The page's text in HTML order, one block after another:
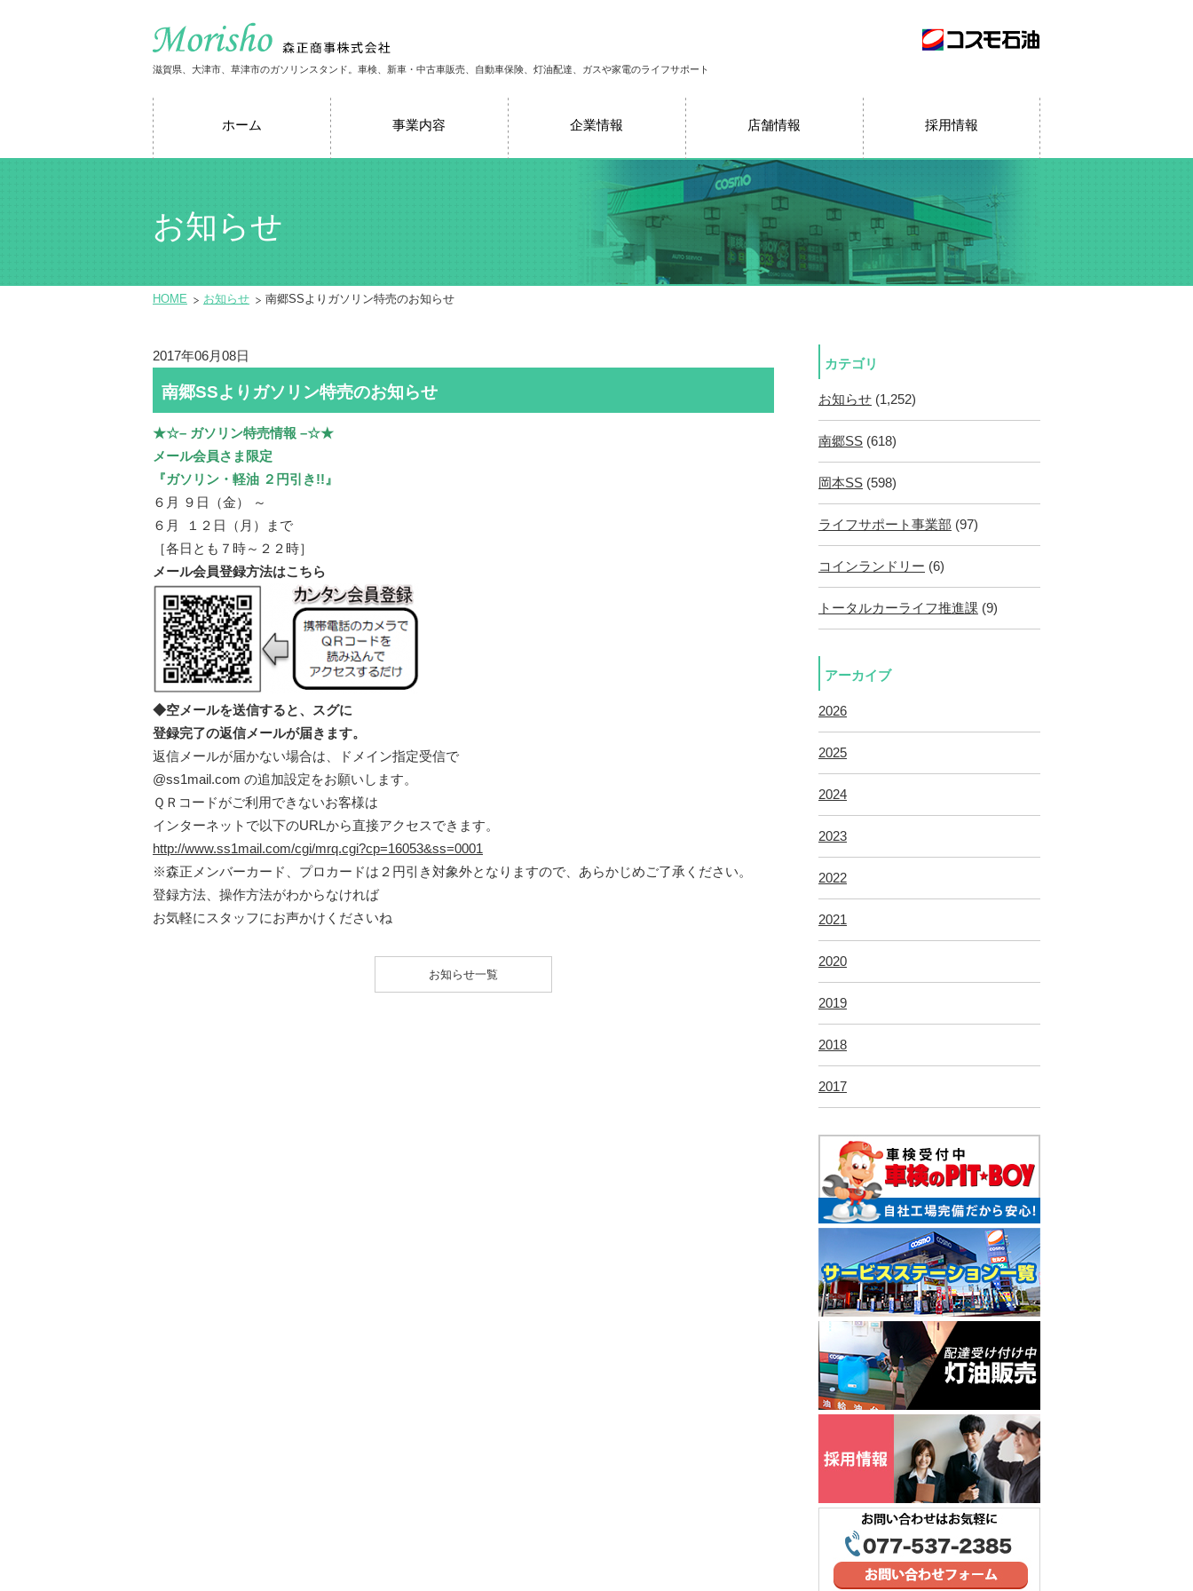
滋賀県、大津市、草津市のガソリンスタンド。車検、新車・中古車販売、自動車保険、灯油配達、ガスや家電のライフサポート
ホーム 事業内容 企業情報 店舗情報 採用情報
お知らせ
HOME お知らせ 南郷SSよりガソリン特売のお知らせ
2017年06月08日
南郷SSよりガソリン特売のお知らせ
★☆– ガソリン特売情報 –☆★
メール会員さま限定
『ガソリン・軽油 ２円引き!!』
６月 ９日（金） ～
６月 １２日（月）まで
［各日とも７時～２２時］
メール会員登録方法はこちら
◆空メールを送信すると、スグに
登録完了の返信メールが届きます。
返信メールが届かない場合は、ドメイン指定受信で
@ss1mail.com の追加設定をお願いします。
ＱＲコードがご利用できないお客様は
インターネットで以下のURLから直接アクセスできます。
http://www.ss1mail.com/cgi/mrq.cgi?cp=16053&ss=0001
※森正メンバーカード、プロカードは２円引き対象外となりますので、あらかじめご了承ください。
登録方法、操作方法がわからなければ
お気軽にスタッフにお声かけくださいね
お知らせ一覧
カテゴリ
お知らせ (1,252)
南郷SS (618)
岡本SS (598)
ライフサポート事業部 (97)
コインランドリー (6)
トータルカーライフ推進課 (9)
アーカイブ
2026
2025
2024
2023
2022
2021
2020
2019
2018
2017